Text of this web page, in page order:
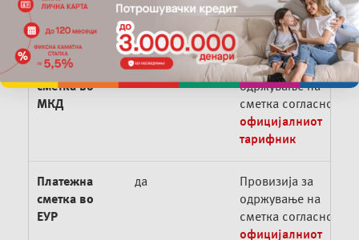
УСЛУГА
ДОСТАПНА ЗА
СТАПКИ/
ПРОВИЗИИ
Платежна
сметка во
МКД
да
Провизија за
одржување на
сметка согласно
официјалниот
тарифник
Платежна
сметка во
ЕУР
да
Провизија за
одржување на
сметка согласно
официјалниот